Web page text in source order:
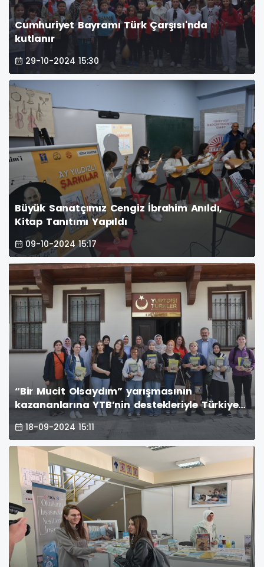
Cumhuriyet Bayramı Türk Çarşısı'nda
kutlanır
29-10-2024 15:30
Büyük Sanatçımız Cengiz İbrahim Anıldı,
Kitap Tanıtımı Yapıldı
09-10-2024 15:17
“Bir Mucit Olsaydım” yarışmasının
kazananlarına YTB’nin destekleriyle Türkiye
gezisi düzenlendi
18-09-2024 15:11